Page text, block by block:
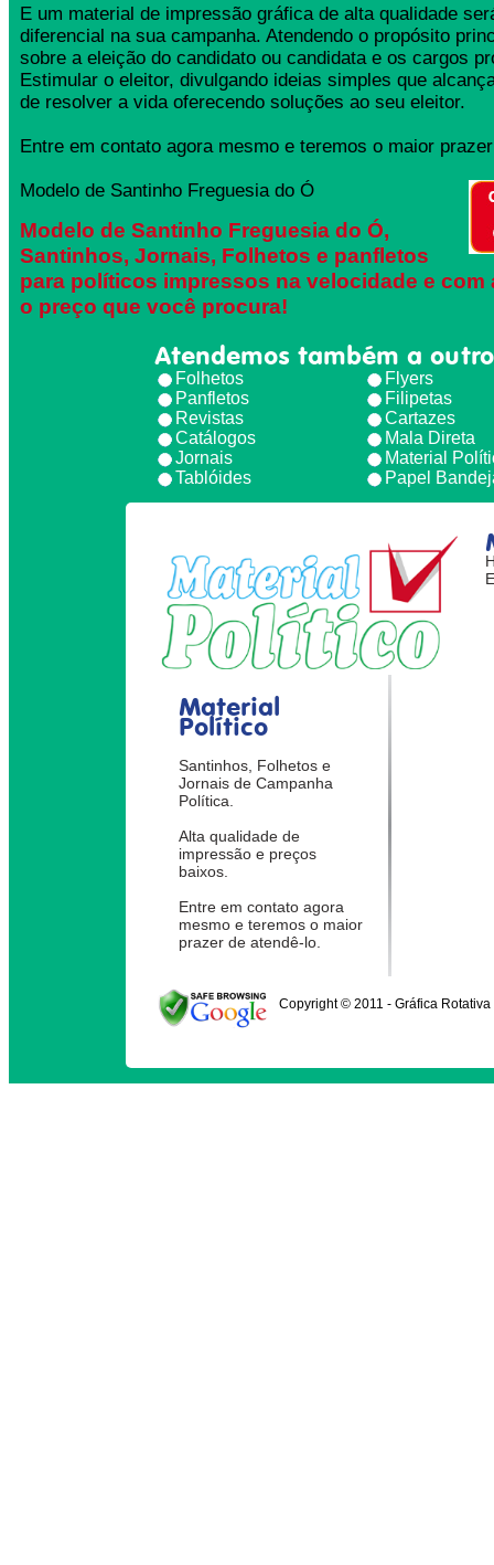
E um material de impressão gráfica de alta qualidade
diferencial na sua campanha. Atendendo o propósito
sobre a eleição do candidato ou candidata e os cargos
Estimular o eleitor, divulgando ideias simples que
de resolver a vida oferecendo soluções ao seu eleitor.
Entre em contato agora mesmo e teremos o maior
Modelo de Santinho Freguesia do Ó
Modelo de Santinho Freguesia do Ó,
Santinhos, Jornais, Folhetos e panfletos
para políticos impressos na velocidade e com
o preço que você procura!
Atendemos também a
Folhetos
Panfletos
Revistas
Catálogos
Jornais
Tablóides
Flyers
Filipetas
Cartazes
Mala Direta
Material
Papel
Material
Político
Santinhos, Folhetos e
Jornais de Campanha
Política.
Alta qualidade de
impressão e preços
baixos.
Entre em contato agora
mesmo e teremos o maior
prazer de atendê-lo.
Copyright © 2011 - Gráfica